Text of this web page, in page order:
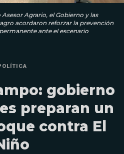
Agrario, el Gobierno y las
acordaron reforzar la prevención
ante el escenario
gobierno
preparan un
contra El